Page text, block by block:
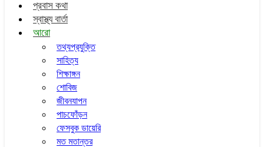
প্রবাস কথা
স্বাস্থ্য বার্তা
আরো
তথ্যপ্রযুক্তি
সাহিত্য
শিক্ষাঙ্গন
শোবিজ
জীবনযাপন
পাচফোঁড়ন
ফেসবুক ডায়েরি
মত মতান্তর